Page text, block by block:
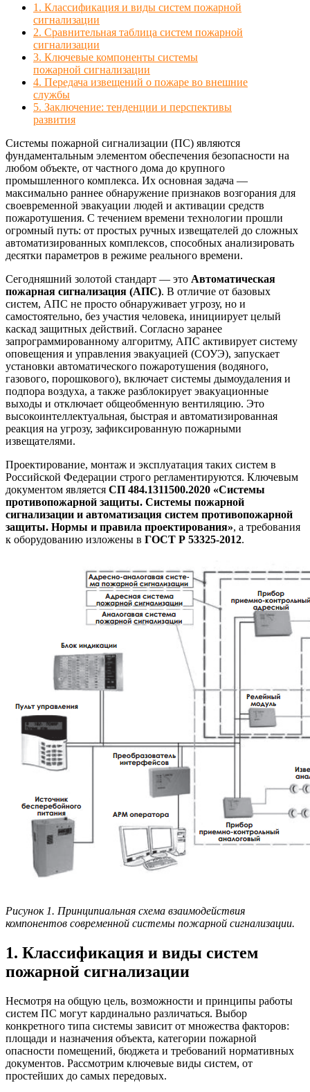
1. Классификация и виды систем пожарной
сигнализации
2. Сравнительная таблица систем пожарной
сигнализации
3. Ключевые компоненты системы
пожарной сигнализации
4. Передача извещений о пожаре во внешние
службы
5. Заключение: тенденции и перспективы
развития
Системы пожарной сигнализации (ПС) являются
фундаментальным элементом обеспечения безопасности на
любом объекте, от частного дома до крупного
промышленного комплекса. Их основная задача —
максимально раннее обнаружение признаков возгорания для
своевременной эвакуации людей и активации средств
пожаротушения. С течением времени технологии прошли
огромный путь: от простых ручных извещателей до сложных
автоматизированных комплексов, способных анализировать
десятки параметров в режиме реального времени.
Сегодняшний золотой стандарт — это Автоматическая
пожарная сигнализация (АПС). В отличие от базовых
систем, АПС не просто обнаруживает угрозу, но и
самостоятельно, без участия человека, инициирует целый
каскад защитных действий. Согласно заранее
запрограммированному алгоритму, АПС активирует систему
оповещения и управления эвакуацией (СОУЭ), запускает
установки автоматического пожаротушения (водяного,
газового, порошкового), включает системы дымоудаления и
подпора воздуха, а также разблокирует эвакуационные
выходы и отключает общеобменную вентиляцию. Это
высокоинтеллектуальная, быстрая и автоматизированная
реакция на угрозу, зафиксированную пожарными
извещателями.
Проектирование, монтаж и эксплуатация таких систем в
Российской Федерации строго регламентируются. Ключевым
документом является СП 484.1311500.2020 «Системы
противопожарной защиты. Системы пожарной
сигнализации и автоматизация систем противопожарной
защиты. Нормы и правила проектирования», а требования
к оборудованию изложены в ГОСТ Р 53325-2012.
Рисунок 1. Принципиальная схема взаимодействия
компонентов современной системы пожарной сигнализации.
1. Классификация и виды систем
пожарной сигнализации
Несмотря на общую цель, возможности и принципы работы
систем ПС могут кардинально различаться. Выбор
конкретного типа системы зависит от множества факторов:
площади и назначения объекта, категории пожарной
опасности помещений, бюджета и требований нормативных
документов. Рассмотрим ключевые виды систем, от
простейших до самых передовых.